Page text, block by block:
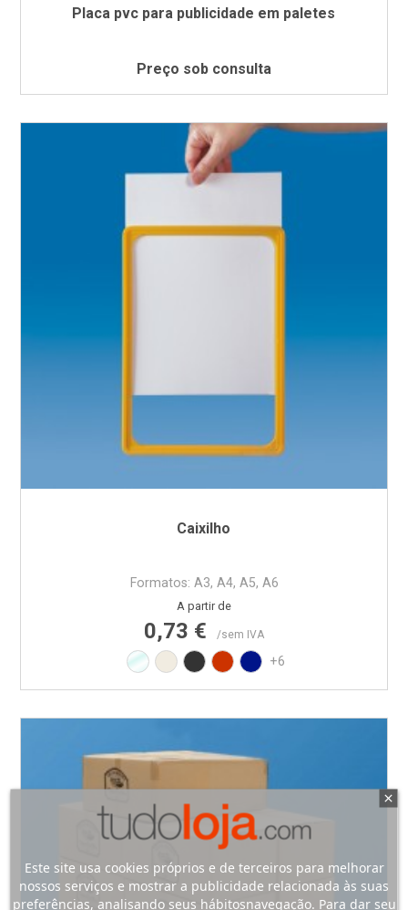
Placa pvc para publicidade em paletes
Preço sob consulta
Caixilho
Formatos: A3, A4, A5, A6
Preço normal
Preço
A partir de
0,73 € /sem IVA
Transparente
Branco RAL9010
Preto RAL9017
Vermelho RAL3020
Azul PAN BLUE REFLEX
+6
Este site usa cookies próprios e de terceiros para melhorar
nossos serviços e mostrar a publicidade relacionada às suas
preferências, analisando seus hábitosnavegação. Para dar seu